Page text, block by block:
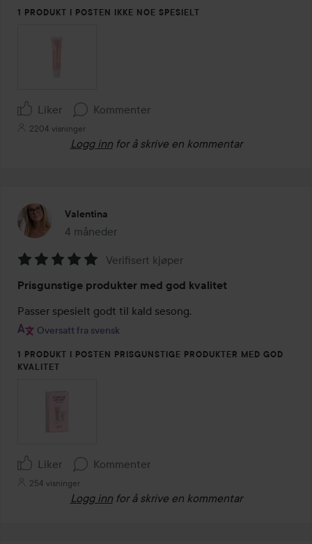
1 PRODUKT I POSTEN IKKE NOE SPESIELT
Liker Kommenter
2204 visninger
Logg inn for å skrive en kommentar
Valentina
4 måneder
Innlegget ble opprettet 4 måneder
5
av
5
Verifisert kjøper
Prisgunstige produkter med god kvalitet
Passer spesielt godt til kald sesong.
Oversatt fra svensk
1 PRODUKT I POSTEN PRISGUNSTIGE PRODUKTER MED GOD
KVALITET
Liker Kommenter
254 visninger
Logg inn for å skrive en kommentar